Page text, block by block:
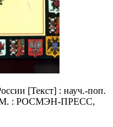
[Текст] : науч.-поп.
– М. : РОСМЭН-ПРЕСС,